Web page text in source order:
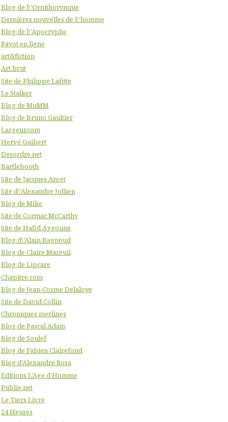
Blog de l\'Ornithorynque
Dernières nouvelles de l\'homme
Blog de l\'Apocryphe
Payot en ligne
art&fiction
Art brut
Site de Philippe Lafitte
Le Stalker
Blog de MuMM
Blog de Bruno Gaultier
Largeur.com
Hervé Guibert
Desordre.net
Bartlebooth
Site de Jacques Ancet
Site d\'Alexandre Jollien
Blog de Mike
Site de Cormac McCarthy
Site de Hafid Aggoune
Blog d\'Alain Bagnoud
Blog de Claire Mareuil
Blog de Lipcare
Chapitre.com
Blog de Jean-Cosme Delaloye
Site de David Collin
Chroniques merlines
Blog de Pascal Adam
Blog de Soulef
Blog de Fabien Clairefond
Blog d'Alexandre Rosa
Editions L'Age d'Homme
Publie.net
Le Tiers Livre
24 Heures